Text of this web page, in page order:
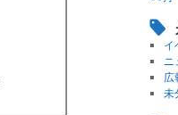
イ
ニ
広
未